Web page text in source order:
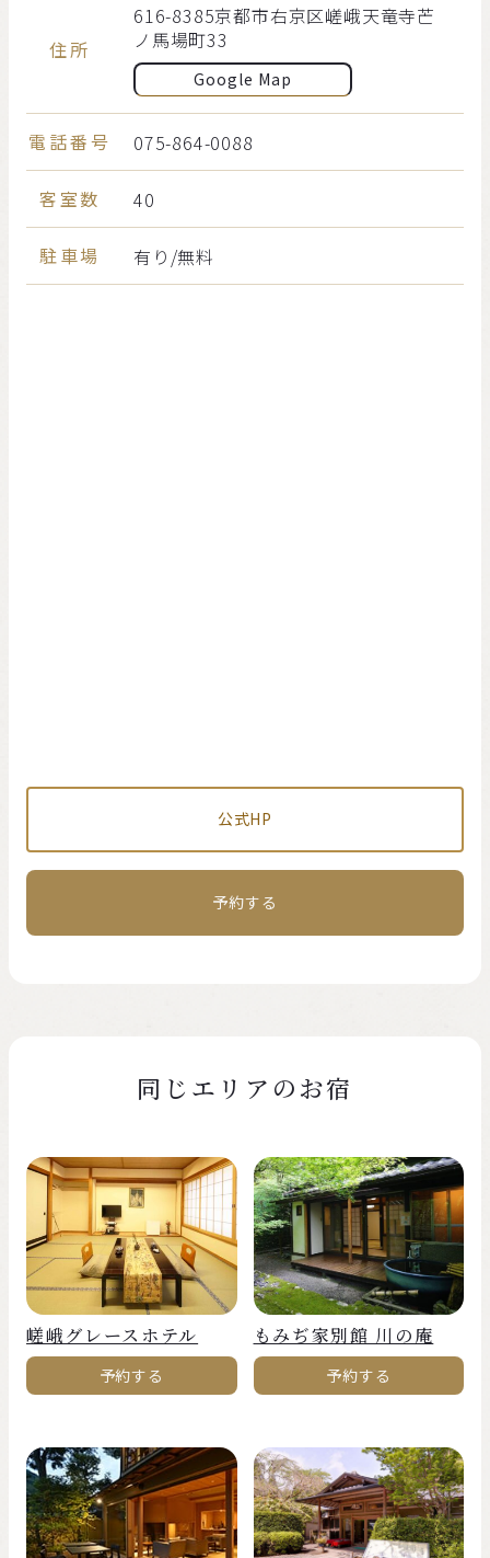
住所
616-8385京都市右京区嵯峨天竜寺芒
ノ馬場町33
Google Map
電話番号 075-864-0088
客室数 40
駐車場 有り/無料
公式HP
予約する
同じエリアのお宿
嵯峨グレースホテル
予約する
もみぢ家別館 川の庵
予約する